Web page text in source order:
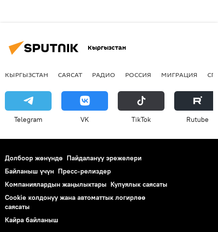
Кыргызстан
КЫРГЫЗСТАН САЯСАТ РАДИО РОССИЯ МИГРАЦИЯ
Telegram VK ТikТоk Rutube
Долбоор жөнүндө Пайдалануу эрежелери
Байланыш үчүн Пресс-релиздер
Компаниялардын жаңылыктары Купуялык саясаты
Cookie колдонуу жана автоматтык логирлөө
саясаты
Кайра байланыш